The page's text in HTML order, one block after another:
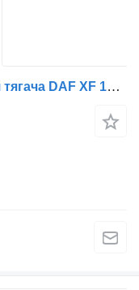
Топливный бак DAF 2198104 для тягача DAF XF 106 G2 / XG